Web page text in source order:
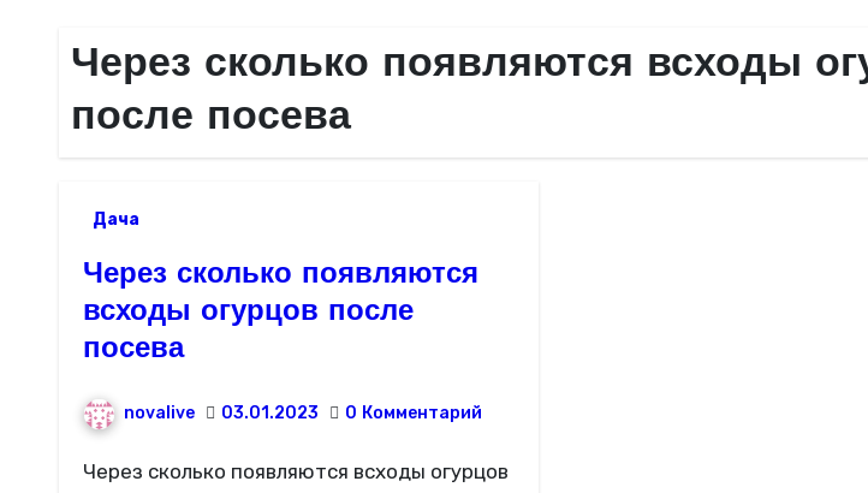
Через сколько появляются всходы
после посева
Дача
Через сколько появляются
всходы огурцов после
посева
novalive 03.01.2023 0 Комментарий
Через сколько появляются всходы огурцов